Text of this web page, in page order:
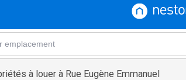
à louer à Rue Eugène Emmanuel